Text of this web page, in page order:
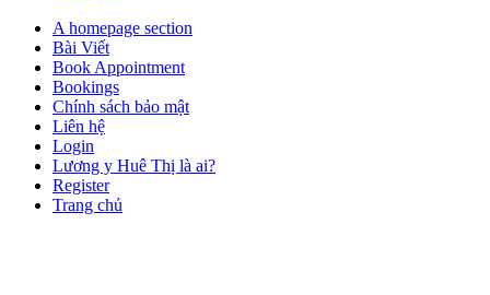
Close
Button
A homepage section
Bài Viết
Book Appointment
Bookings
Chính sách bảo mật
Liên hệ
Login
Lương y Huê Thị là ai?
Register
Trang chủ